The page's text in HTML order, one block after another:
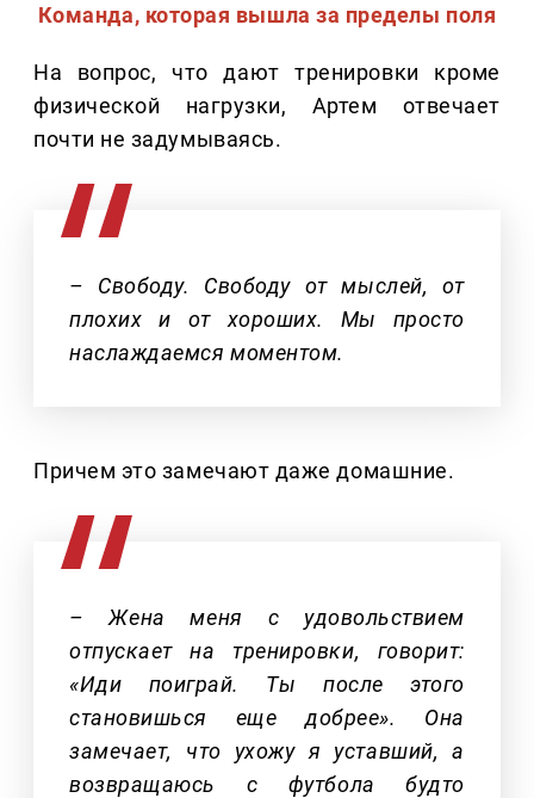
Команда, которая вышла за пределы поля
На вопрос, что дают тренировки кроме
физической нагрузки, Артем отвечает
почти не задумываясь.
– Свободу. Свободу от мыслей, от
плохих и от хороших. Мы просто
наслаждаемся моментом.
Причем это замечают даже домашние.
– Жена меня с удовольствием
отпускает на тренировки, говорит:
«Иди поиграй. Ты после этого
становишься еще добрее». Она
замечает, что ухожу я уставший, а
возвращаюсь с футбола будто